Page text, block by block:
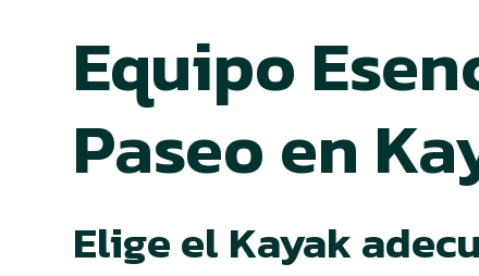
Equipo
Paseo en
Elige el Kayak